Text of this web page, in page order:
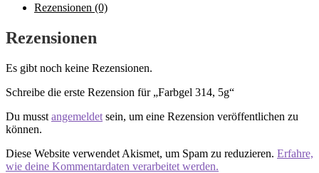
Rezensionen (0)
Rezensionen
Es gibt noch keine Rezensionen.
Schreibe die erste Rezension für „Farbgel 314, 5g“
Du musst angemeldet sein, um eine Rezension veröffentlichen zu
können.
Diese Website verwendet Akismet, um Spam zu reduzieren. Erfahre,
wie deine Kommentardaten verarbeitet werden.